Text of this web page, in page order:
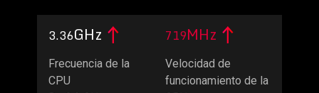
3.36GHz
Frecuencia de la
CPU
719MHz
Velocidad de
funcionamiento de la